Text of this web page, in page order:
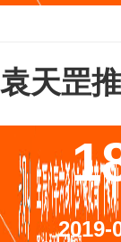
袁天罡
2019-